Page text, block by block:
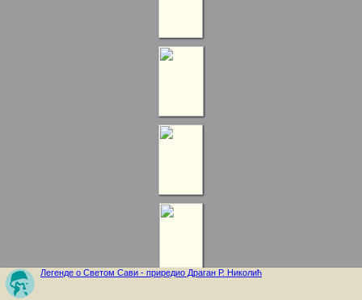
Легенде о Светом Сави - приредио Драган Р. Николић